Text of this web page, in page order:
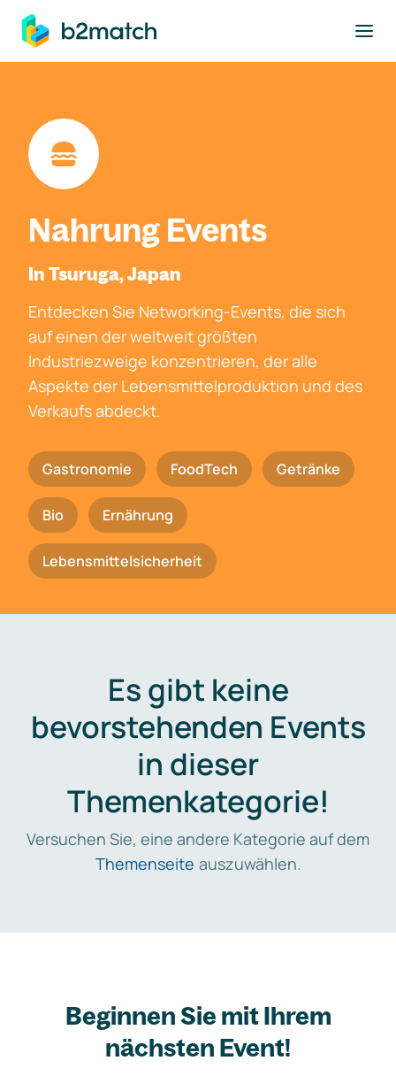
springen
Nahrung Events
In Tsuruga, Japan
Entdecken Sie Networking-Events, die sich
auf einen der weltweit größten
Industriezweige konzentrieren, der alle
Aspekte der Lebensmittelproduktion und des
Verkaufs abdeckt.
Gastronomie FoodTech Getränke
Bio Ernährung
Lebensmittelsicherheit
Es gibt keine
bevorstehenden Events
in dieser
Themenkategorie!
Versuchen Sie, eine andere Kategorie auf dem
Themenseite auszuwählen.
Beginnen Sie mit Ihrem
nächsten Event!